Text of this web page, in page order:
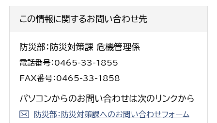
この情報に関するお問い合わせ先
防災部：防災対策課 危機管理係
電話番号：0465-33-1855
FAX番号：0465-33-1858
パソコンからのお問い合わせは次のリンクから
防災部：防災対策課へのお問い合わせフォーム